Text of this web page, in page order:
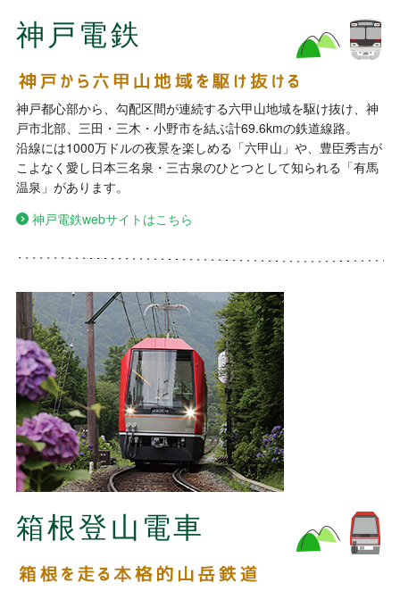
神戸電鉄
神戸都心部から、勾配区間が連続する六甲山地域を駆け抜け、神
戸市北部、三田・三木・小野市を結ぶ計69.6kmの鉄道線路。
沿線には1000万ドルの夜景を楽しめる「六甲山」や、豊臣秀吉が
こよなく愛し日本三名泉・三古泉のひとつとして知られる「有馬
温泉」があります。
神戸電鉄webサイトはこちら
箱根登山電車